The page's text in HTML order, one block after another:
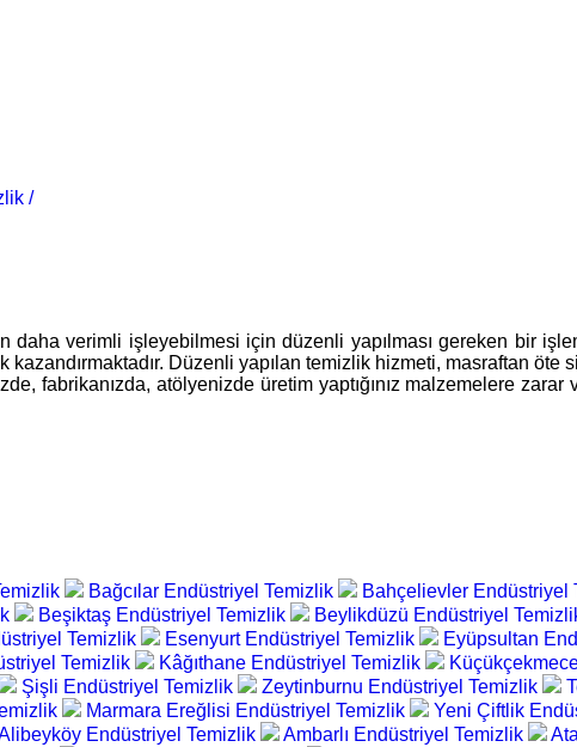
/
daha verimli işleyebilmesi için düzenli yapılması gereken bir
Düzenli yapılan temizlik hizmeti, masraftan öte
fabrikanızda, atölyenizde üretim yaptığınız malzemelere
Bağcılar Endüstriyel Temizlik Bahçelievler Endüstriyel
Beşiktaş Endüstriyel Temizlik Beylikdüzü Endüstriyel
Temizlik Esenyurt Endüstriyel Temizlik Eyüpsultan
Temizlik Kâğıthane Endüstriyel Temizlik
Şişli Endüstriyel Temizlik Zeytinburnu Endüstriyel Temizlik
Marmara Ereğlisi Endüstriyel Temizlik Yeni Çiftlik
Endüstriyel Temizlik Ambarlı Endüstriyel Temizlik